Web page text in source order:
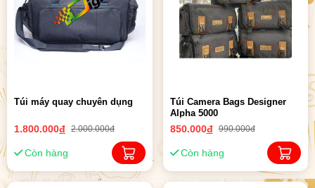
Túi máy quay chuyên dụng
1.800.000đ 2.000.000đ
Còn hàng
Túi Camera Bags Designer
Alpha 5000
850.000đ 990.000đ
Còn hàng